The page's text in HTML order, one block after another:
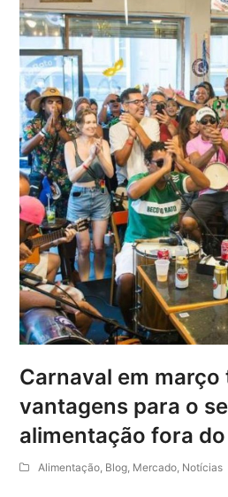
Carnaval em março
vantagens para o
alimentação fora
Alimentação, Blog, Mercado, Notícias